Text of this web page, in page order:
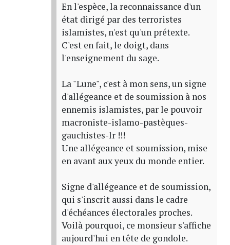
En l'espèce, la reconnaissance d'un
état dirigé par des terroristes
islamistes, n'est qu'un prétexte.
C'est en fait, le doigt, dans
l'enseignement du sage.
La "Lune", c'est à mon sens, un signe
d'allégeance et de soumission à nos
ennemis islamistes, par le pouvoir
macroniste-islamo-pastèques-
gauchistes-lr !!!
Une allégeance et soumission, mise
en avant aux yeux du monde entier.
Signe d'allégeance et de soumission,
qui s'inscrit aussi dans le cadre
d'échéances électorales proches.
Voilà pourquoi, ce monsieur s'affiche
aujourd'hui en tête de gondole.